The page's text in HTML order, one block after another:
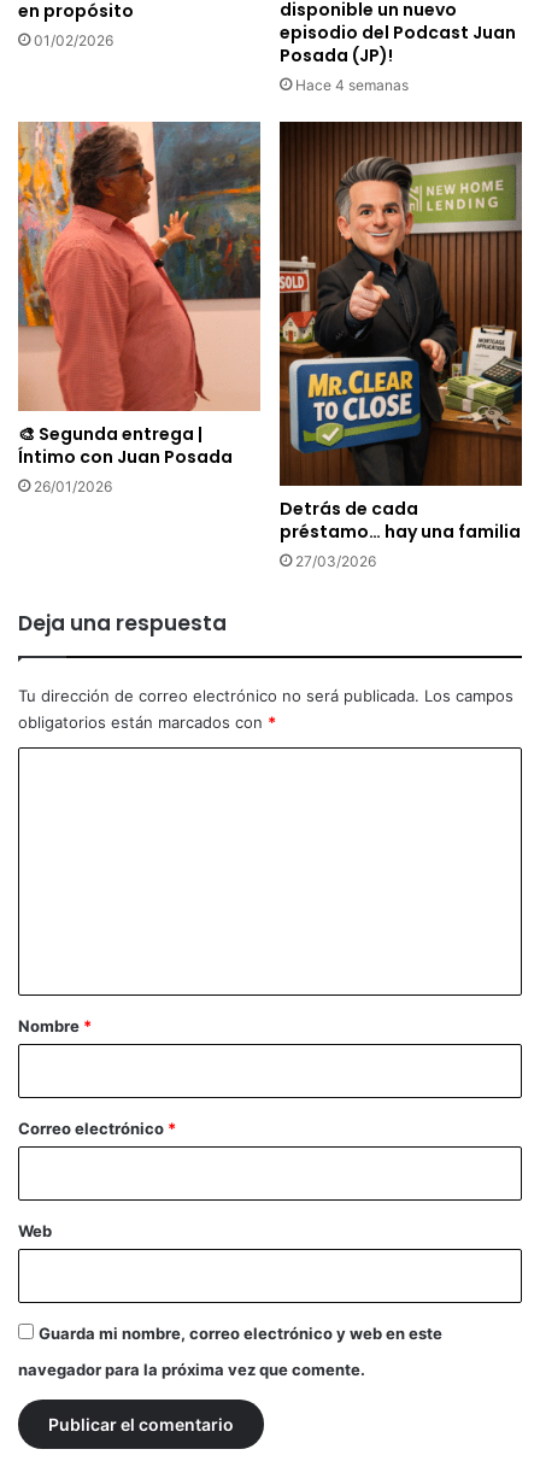
en propósito
01/02/2026
disponible un nuevo
episodio del Podcast Juan
Posada (JP)!
Hace 4 semanas
🎨 Segunda entrega |
Íntimo con Juan Posada
26/01/2026
Detrás de cada
préstamo… hay una familia
27/03/2026
Deja una respuesta
Tu dirección de correo electrónico no será publicada. Los campos
obligatorios están marcados con *
r
*
Nombre *
Correo electrónico *
Web
Guarda mi nombre, correo electrónico y web en este
navegador para la próxima vez que comente.